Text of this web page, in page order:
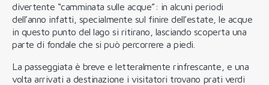
divertente “camminata sulle acque”: in alcuni periodi
dell’anno infatti, specialmente sul finire dell’estate, le acque
in questo punto del lago si ritirano, lasciando scoperta una
parte di fondale che si può percorrere a piedi.
La passeggiata è breve e letteralmente rinfrescante, e una
volta arrivati a destinazione i visitatori trovano prati verdi